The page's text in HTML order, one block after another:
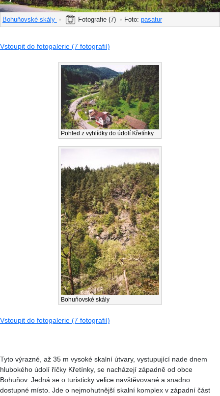
Bohuňovské skály • Fotografie (7) • Foto: pasatur
Vstoupit do fotogalerie (7 fotografií)
Pohled z vyhlídky do údolí Křetínky
Bohuňovské skály
Vstoupit do fotogalerie (7 fotografií)
Tyto výrazné, až 35 m vysoké skalní útvary, vystupující nade dnem
hlubokého údolí říčky Křetínky, se nacházejí západně od obce
Bohuňov. Jedná se o turisticky velice navštěvované a snadno
dostupné místo. Jde o nejmohutnější skalní komplex v západní část